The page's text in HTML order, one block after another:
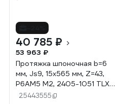
40 785 ₽
53 963 ₽
Протяжка шпоночная b=6
мм, Js9, 15x565 мм, Z=43,
Р6АМ5 М2, 2405-1051 TLX
70619
25443555